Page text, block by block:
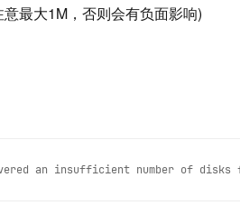
意最大1M，否则会有负面影响)
an insufficient number of disks